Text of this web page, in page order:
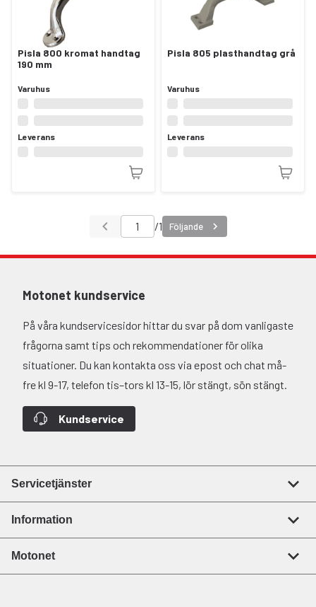
Pisla 800 kromat handtag
190 mm
Varuhus
Leverans
Pisla 805 plasthandtag grå
Varuhus
Leverans
/1 Följande
Motonet kundservice
På våra kundservicesidor hittar du svar på dom vanligaste
frågorna samt tips och rekommendationer för olika
situationer. Du kan kontakta oss via epost och chat må-
fre kl 9-17, telefon tis–tors kl 13-15, lör stängt, sön stängt.
Kundservice
Servicetjänster
Information
Motonet